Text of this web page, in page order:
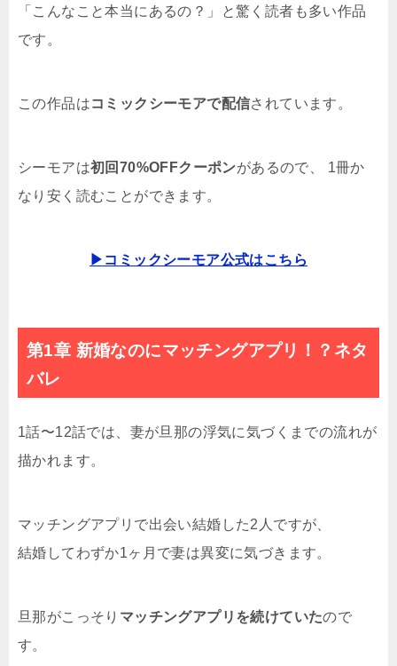
「こんなこと本当にあるの？」と驚く読者も多い作品
です。
この作品はコミックシーモアで配信されています。
シーモアは初回70%OFFクーポンがあるので、 1冊か
なり安く読むことができます。
▶コミックシーモア公式はこちら
第1章 新婚なのにマッチングアプリ！？ネタ
バレ
1話〜12話では、妻が旦那の浮気に気づくまでの流れが
描かれます。
マッチングアプリで出会い結婚した2人ですが、
結婚してわずか1ヶ月で妻は異変に気づきます。
旦那がこっそり マッチングアプリを続けていたので
す。